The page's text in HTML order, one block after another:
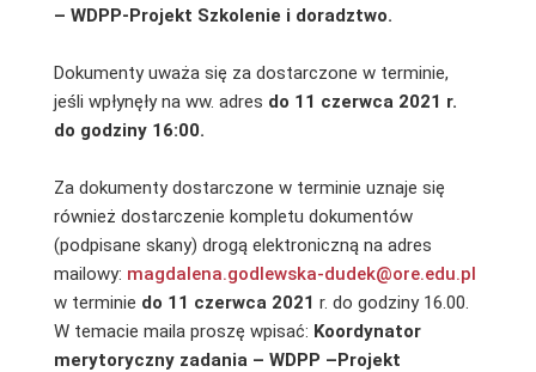
– WDPP-Projekt Szkolenie i doradztwo.
Dokumenty uważa się za dostarczone w terminie,
jeśli wpłynęły na ww. adres do 11 czerwca 2021 r.
do godziny 16:00.
Za dokumenty dostarczone w terminie uznaje się
również dostarczenie kompletu dokumentów
(podpisane skany) drogą elektroniczną na adres
mailowy: magdalena.godlewska-dudek@ore.edu.pl
w terminie do 11 czerwca 2021 r. do godziny 16.00.
W temacie maila proszę wpisać: Koordynator
merytoryczny zadania – WDPP –Projekt